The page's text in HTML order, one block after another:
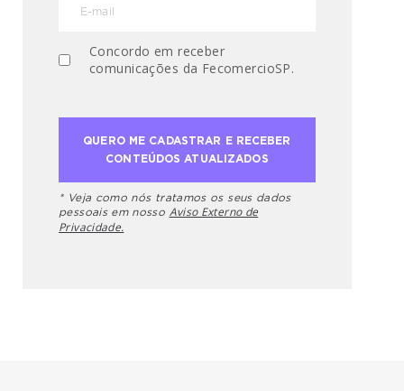
Concordo em receber
comunicações da FecomercioSP.
* Veja como nós tratamos os seus dados
pessoais em nosso Aviso Externo de
Privacidade.